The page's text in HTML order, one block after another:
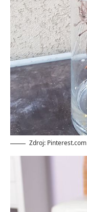
Zdroj: Pinterest.com